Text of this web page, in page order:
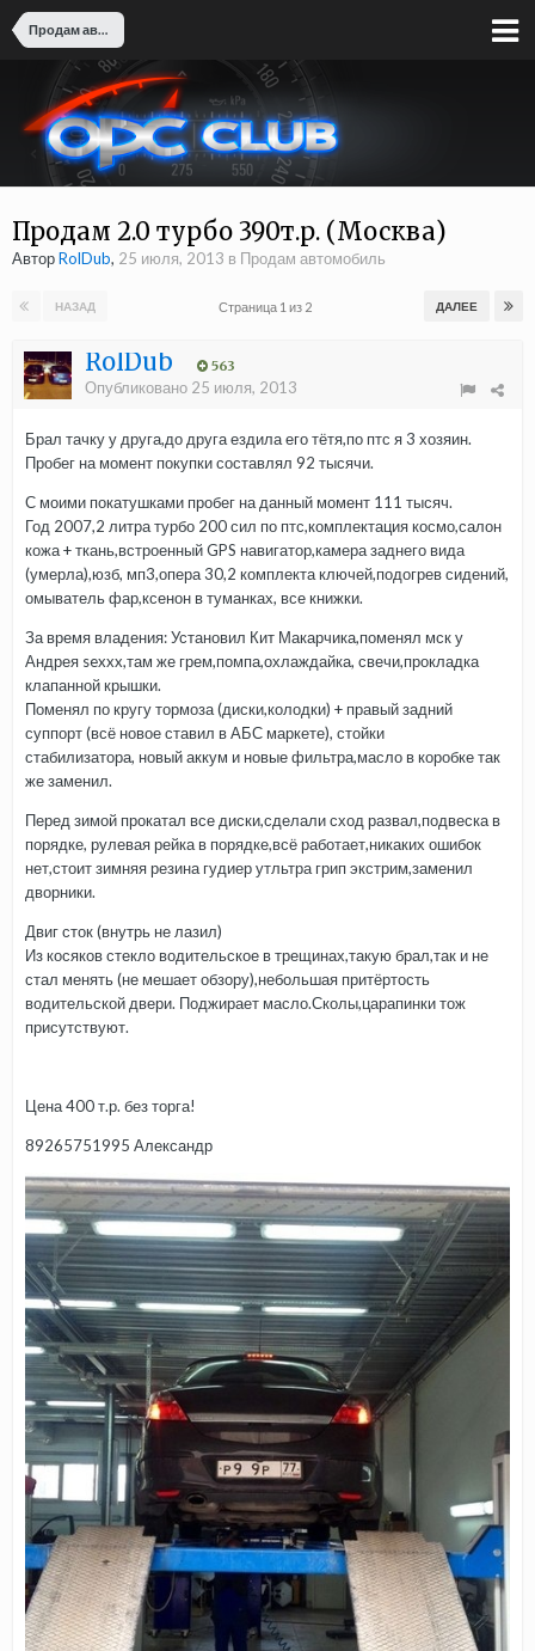
Продам автомобиль
Продам 2.0 турбо 390т.р. (Москва)
АвторRolDub, 25 июля, 2013 в Продам автомобиль
НАЗАД ДАЛЕЕ
Страница 1 из 2
RolDub 563
Опубликовано 25 июля, 2013
Брал тачку у друга,до друга ездила его тётя,по птс я 3 хозяин.
Пробег на момент покупки составлял 92 тысячи.
С моими покатушками пробег на данный момент 111 тысяч.
Год 2007,2 литра турбо 200 сил по птс,комплектация космо,салон
кожа + ткань,встроенный GPS навигатор,камера заднего вида
(умерла),юзб, мп3,опера 30,2 комплекта ключей,подогрев сидений,
омыватель фар,ксенон в туманках, все книжки.
За время владения: Установил Кит Макарчика,поменял мск у
Андрея sexxx,там же грем,помпа,охлаждайка, свечи,прокладка
клапанной крышки.
Поменял по кругу тормоза (диски,колодки) + правый задний
суппорт (всё новое ставил в АБС маркете), стойки
стабилизатора, новый аккум и новые фильтра,масло в коробке так
же заменил.
Перед зимой прокатал все диски,сделали сход развал,подвеска в
порядке, рулевая рейка в порядке,всё работает,никаких ошибок
нет,стоит зимняя резина гудиер утльтра грип экстрим,заменил
дворники.
Двиг сток (внутрь не лазил)
Из косяков стекло водительское в трещинах,такую брал,так и не
стал менять (не мешает обзору),небольшая притёртость
водительской двери. Поджирает масло.Сколы,царапинки тож
присутствуют.
Цена 400 т.р. без торга!
89265751995 Александр